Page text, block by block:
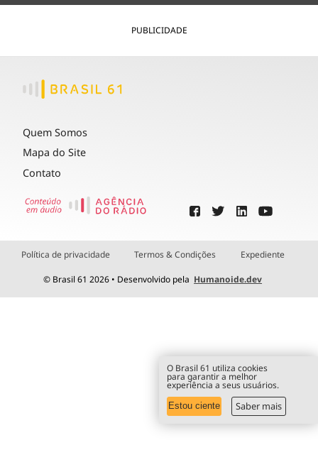
PUBLICIDADE
Quem Somos
Mapa do Site
Contato
Política de privacidade Termos & Condições Expediente
© Brasil 61 2026 • Desenvolvido pela Humanoide.dev
O Brasil 61 utiliza cookies
para garantir a melhor
experiência a seus usuários.
Estou ciente Saber mais